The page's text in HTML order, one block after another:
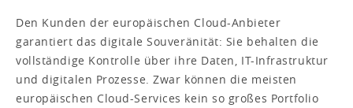
Den Kunden der europäischen Cloud-Anbieter
garantiert das digitale Souveränität: Sie behalten die
vollständige Kontrolle über ihre Daten, IT-Infrastruktur
und digitalen Prozesse. Zwar können die meisten
europäischen Cloud-Services kein so großes Portfolio